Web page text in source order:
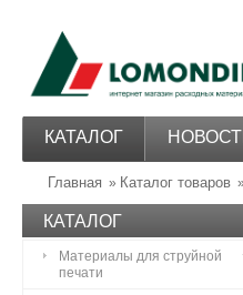
КАТАЛОГ
Главная » Каталог товаров »
КАТАЛОГ
Материалы для струйной
печати